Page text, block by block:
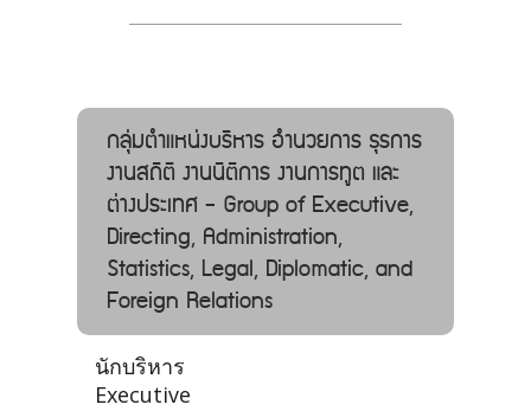
กลุ่มตำแหน่งบริหาร อํานวยการ ธุรการ
งานสถิติ งานนิติการ งานการทูต และ
ต่างประเทศ - Group of Executive,
Directing, Administration,
Statistics, Legal, Diplomatic, and
Foreign Relations
นักบริหาร
Executive